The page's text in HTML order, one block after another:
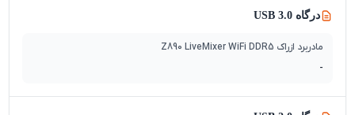
درگاه USB 3.0
مادربرد ازراک Z890 LiveMixer WiFi DDR5
-